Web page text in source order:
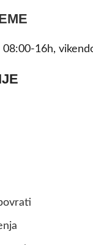
08:00-16h,